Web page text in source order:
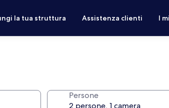
la tua struttura Assistenza clienti I
Persone